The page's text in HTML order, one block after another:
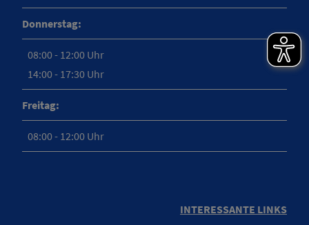
Donnerstag:
08:00 - 12:00 Uhr
14:00 - 17:30 Uhr
Freitag:
08:00 - 12:00 Uhr
INTERESSANTE LINKS